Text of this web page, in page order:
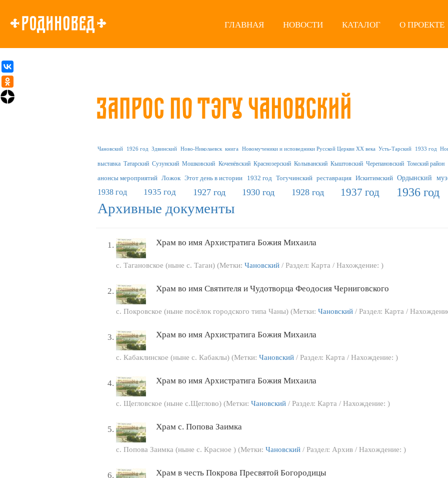
ГЛАВНАЯ НОВОСТИ КАТАЛОГ О ПРОЕКТЕ
Запрос по тэгу Чановский
Чановский 1926 год Здвинский Ново-Николаевск книга Новомученики и исповедники Русской Церкви XX века Усть-Тарский 1933 год
выставка Татарский Сузунский Мошковский Коченёвский Краснозерский Колыванский Кыштовский Черепановский Томский район
анонсы мероприятий Ложок Этот день в истории 1932 год Тогучинский реставрация Искитимский Ордынский
1938 год 1935 год 1927 год 1930 год 1928 год 1937 год 1936 год
Архивные документы
Храм во имя Архистратига Божия Михаила
с. Тагановское (ныне с. Таган) (Метки: Чановский / Раздел: Карта / Нахождение: )
Храм во имя Святителя и Чудотворца Феодосия Черниговского
с. Покровское (ныне посёлок городского типа Чаны) (Метки: Чановский / Раздел: Карта /
Храм во имя Архистратига Божия Михаила
с. Кабаклинское (ныне с. Кабаклы) (Метки: Чановский / Раздел: Карта / Нахождение: )
Храм во имя Архистратига Божия Михаила
с. Щегловское (ныне с.Щеглово) (Метки: Чановский / Раздел: Карта / Нахождение: )
Храм с. Попова Заимка
с. Попова Заимка (ныне с. Красное ) (Метки: Чановский / Раздел: Архив / Нахождение: )
Храм в честь Покрова Пресвятой Богородицы